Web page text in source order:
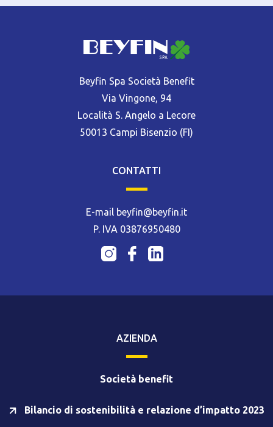
Beyfin Spa Società Benefit
Via Vingone, 94
Località S. Angelo a Lecore
50013 Campi Bisenzio (FI)
CONTATTI
E-mail beyfin@beyfin.it
P. IVA 03876950480
AZIENDA
Società benefit
Bilancio di sostenibilità e relazione d’impatto 2023